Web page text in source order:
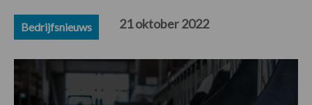
Bedrijfsnieuws 21 oktober 2022